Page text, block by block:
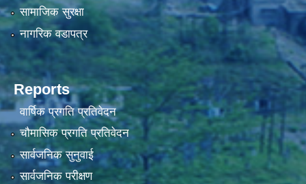
सामाजिक सुरक्षा
नागरिक वडापत्र
Reports
वार्षिक प्रगति प्रतिवेदन
चौमासिक प्रगति प्रतिवेदन
सार्वजनिक सुनुवाई
सार्वजनिक परीक्षण